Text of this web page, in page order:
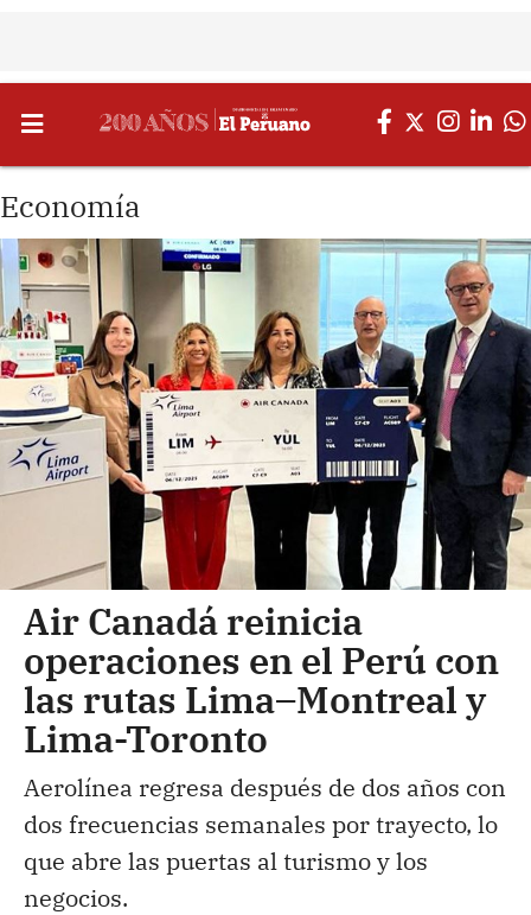
Economía
Air Canadá reinicia
operaciones en el Perú con
las rutas Lima–Montreal y
Lima-Toronto
Aerolínea regresa después de dos años con
dos frecuencias semanales por trayecto, lo
que abre las puertas al turismo y los
negocios.